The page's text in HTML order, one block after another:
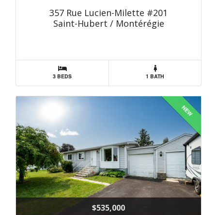
357 Rue Lucien-Milette #201
Saint-Hubert / Montérégie
3 BEDS 1 BATH
NEW
$535,000